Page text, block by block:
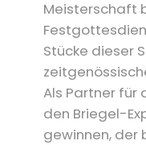
Meisterschaft
Stücke dieser
Als Partner für
den Briegel-
gewinnen, der